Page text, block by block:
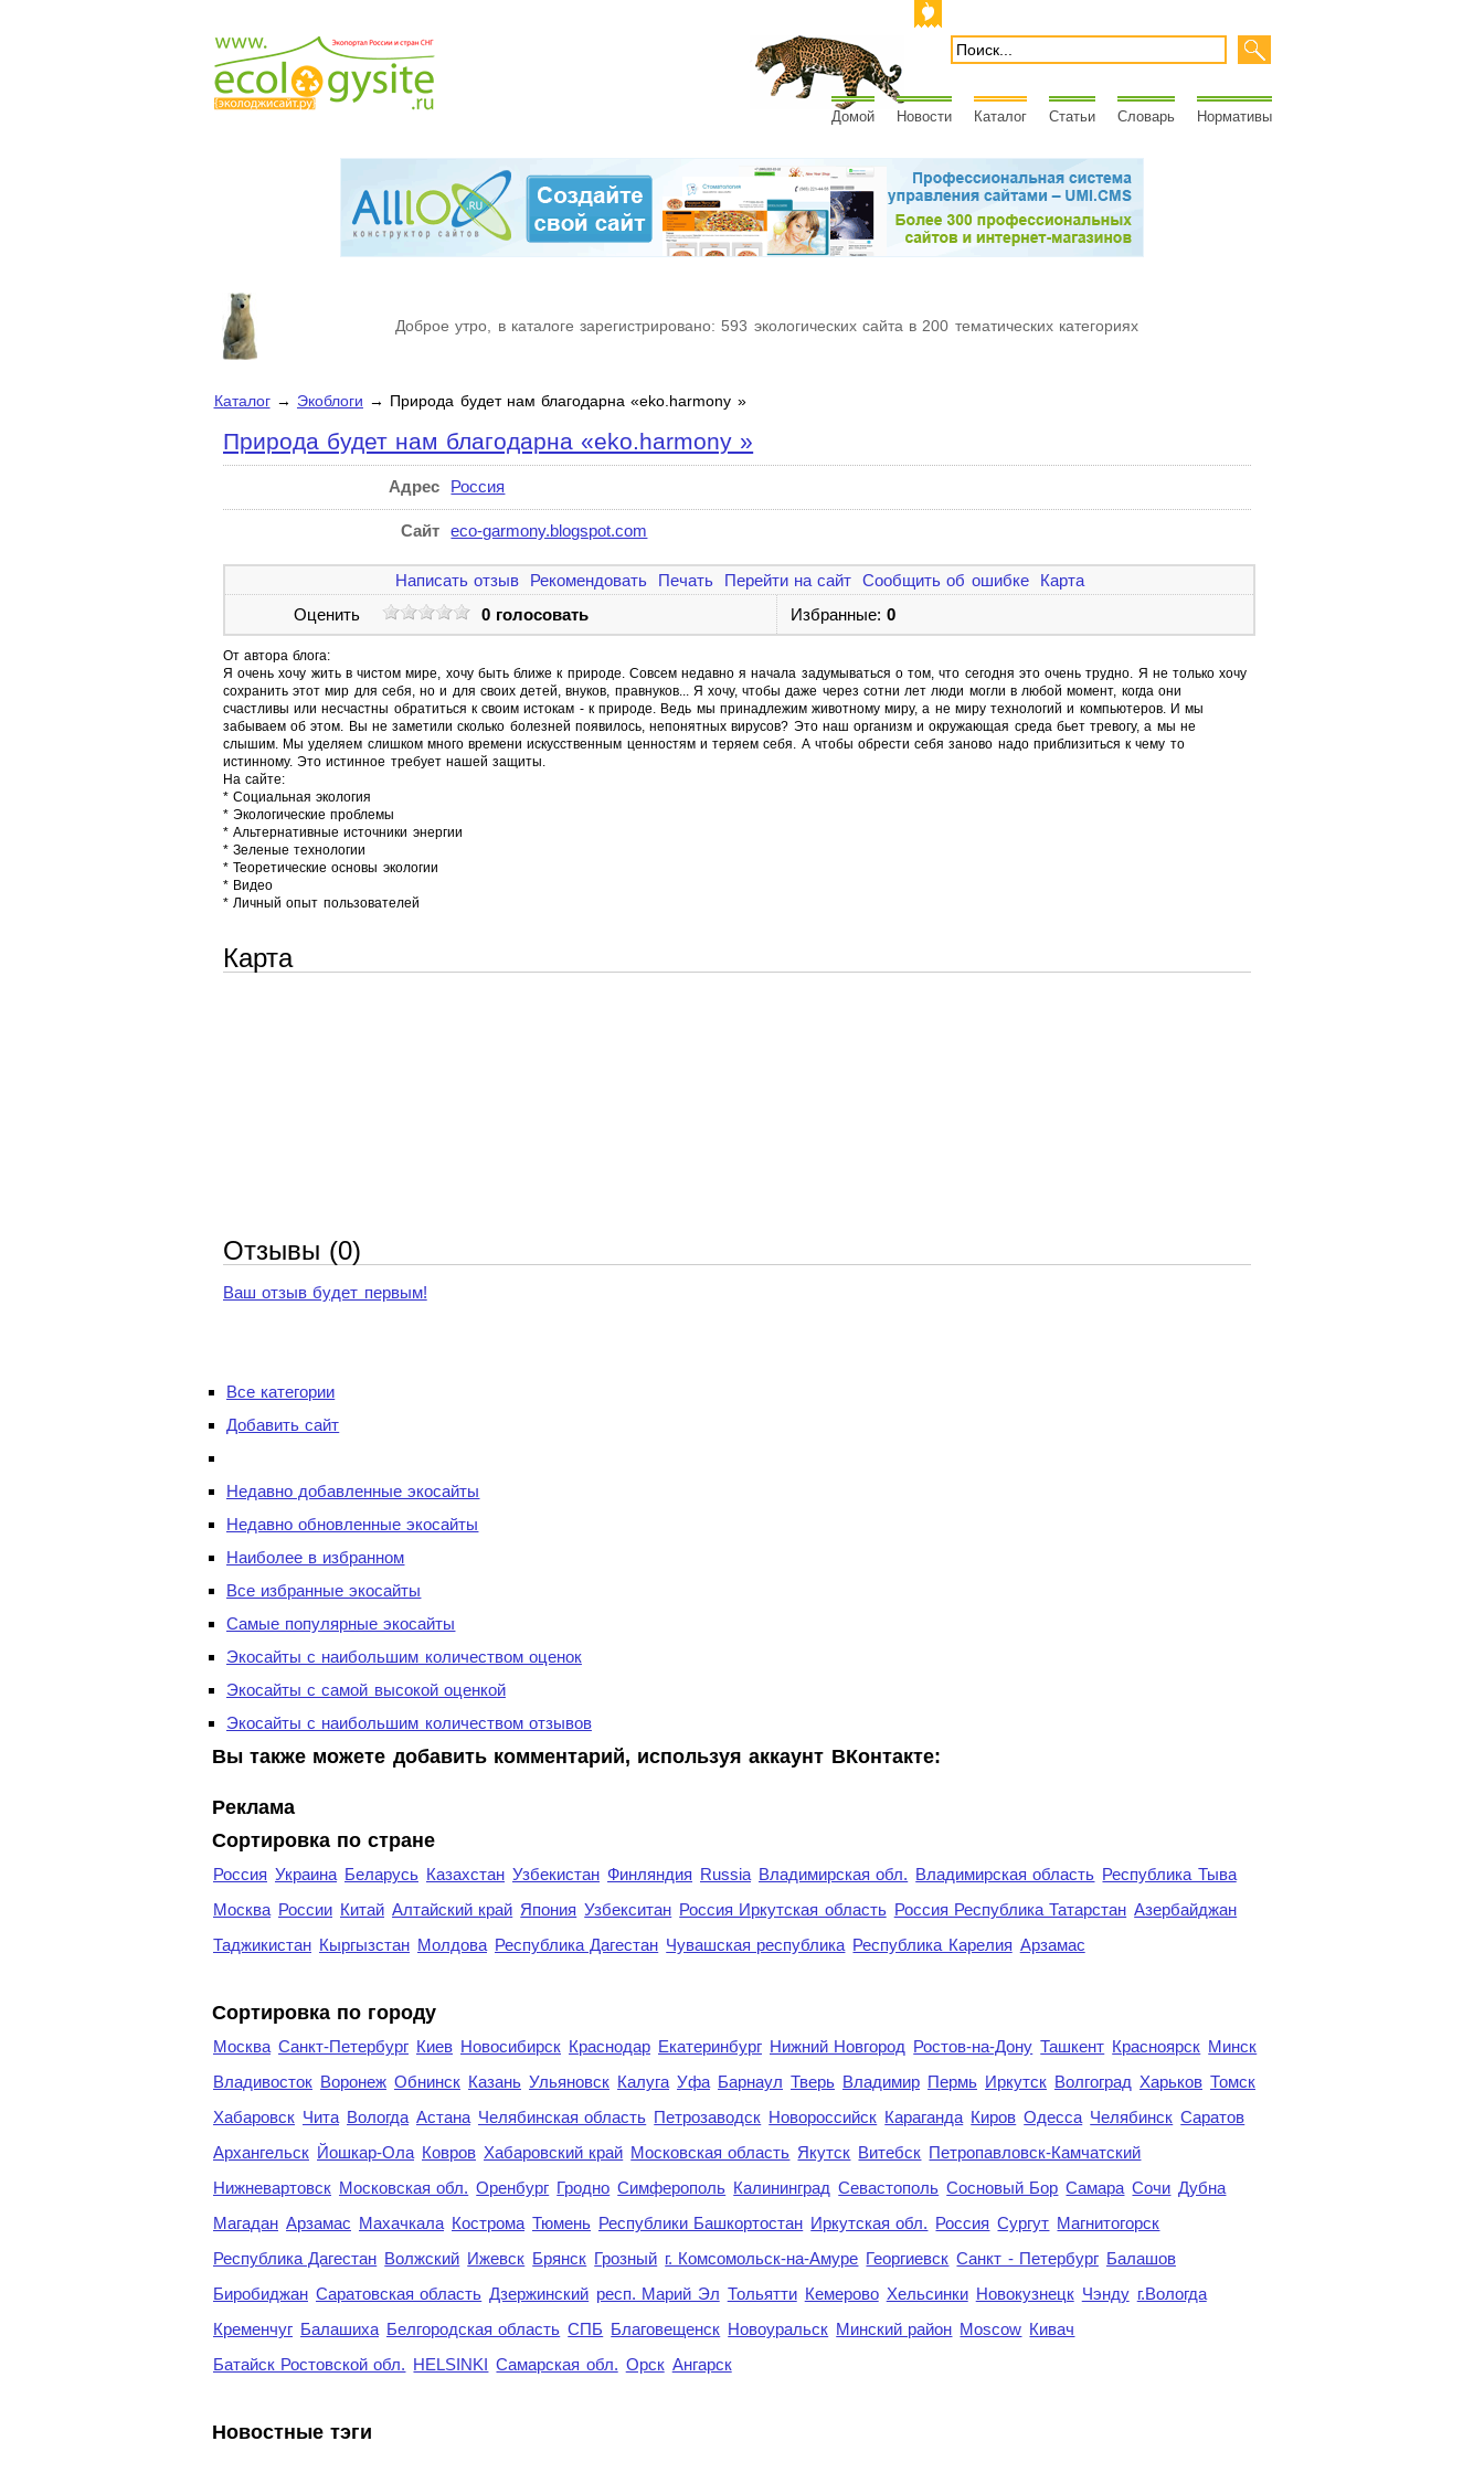
Домой Новости Каталог Статьи Словарь Нормативы
Доброе утро, в каталоге зарегистрировано: 593 экологических сайта в 200 тематических категориях
Каталог→ Экоблоги → Природа будет нам благодарна «eko.harmony »
Природа будет нам благодарна «eko.harmony »
Адрес Россия
Сайт eco-garmony.blogspot.com
Написать отзыв Рекомендовать Печать Перейти на сайт Сообщить об ошибке
Карта
Оценить
0 голосовать Избранные: 0
От автора блога:
Я очень хочу жить в чистом мире, хочу быть ближе к природе. Совсем недавно я начала задумываться о том, что сегодня это очень трудно. Я не только хочу
сохранить этот мир для себя, но и для своих детей, внуков, правнуков... Я хочу, чтобы даже через сотни лет люди могли в любой момент, когда они
счастливы или несчастны обратиться к своим истокам - к природе. Ведь мы принадлежим животному миру, а не миру технологий и компьютеров. И мы
забываем об этом. Вы не заметили сколько болезней появилось, непонятных вирусов? Это наш организм и окружающая среда бьет тревогу, а мы не
слышим. Мы уделяем слишком много времени искусственным ценностям и теряем себя. А чтобы обрести себя заново надо приблизиться к чему то
истинному. Это истинное требует нашей защиты.
На сайте:
* Социальная экология
* Экологические проблемы
* Альтернативные источники энергии
* Зеленые технологии
* Теоретические основы экологии
* Видео
* Личный опыт пользователей
Карта
Отзывы (0)
Ваш отзыв будет первым!
Все категории
Добавить сайт
Недавно добавленные экосайты
Недавно обновленные экосайты
Наиболее в избранном
Все избранные экосайты
Самые популярные экосайты
Экосайты с наибольшим количеством оценок
Экосайты с самой высокой оценкой
Экосайты с наибольшим количеством отзывов
Вы также можете добавить комментарий, используя аккаунт ВКонтакте:
Реклама
Сортировка по стране
Россия Украина Беларусь Казахстан Узбекистан Финляндия Russia Владимирская обл. Владимирская область Республика Тыва
Москва России Китай Алтайский край Япония Узбекситан Россия Иркутская область Россия Республика Татарстан Азербайджан
Таджикистан Кыргызстан Молдова Республика Дагестан Чувашская республика Республика Карелия Арзамас
Cортировка по городу
Москва Санкт-Петербург Киев Новосибирск Краснодар Екатеринбург Нижний Новгород Ростов-на-Дону Ташкент Красноярск Минск
Владивосток Воронеж Обнинск Казань Ульяновск Калуга Уфа Барнаул Тверь Владимир Пермь Иркутск Волгоград Харьков Томск
Хабаровск Чита Вологда Астана Челябинская область Петрозаводск Новороссийск Караганда Киров Одесса Челябинск Саратов
Архангельск Йошкар-Ола Ковров Хабаровский край Московская область Якутск Витебск Петропавловск-Камчатский
Нижневартовск Московская обл. Оренбург Гродно Симферополь Калининград Севастополь Сосновый Бор Самара Сочи Дубна
Магадан Арзамас Махачкала Кострома Тюмень Республики Башкортостан Иркутская обл. Россия Сургут Магнитогорск
Республика Дагестан Волжский Ижевск Брянск Грозный г. Комсомольск-на-Амуре Георгиевск Санкт - Петербург Балашов
Биробиджан Саратовская область Дзержинский респ. Марий Эл Тольятти Кемерово Хельсинки Новокузнецк Чэнду г.Вологда
Кременчуг Балашиха Белгородская область СПБ Благовещенск Новоуральск Минский район Moscow Кивач
Батайск Ростовской обл. HELSINKI Самарская обл. Орск Ангарск
Новостные тэги